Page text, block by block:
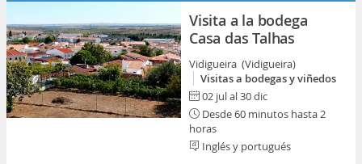
Visita a la bodega
Casa das Talhas
Vidigueira (Vidigueira)
Visitas a bodegas y viñedos
02 jul al 30 dic
Desde 60 minutos hasta 2
horas
Inglés y portugués